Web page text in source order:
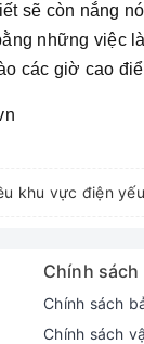
sẽ còn nắng
những việc
các giờ cao
khu vực điện
Chính sách
Chính sách
Chính sách